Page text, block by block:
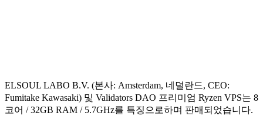
ELSOUL LABO B.V. (본사: Amsterdam, 네덜란드, CEO:
Fumitake Kawasaki) 및 Validators DAO 프리미엄 Ryzen VPS는 8
코어 / 32GB RAM / 5.7GHz를 특징으로하며 판매되었습니다.